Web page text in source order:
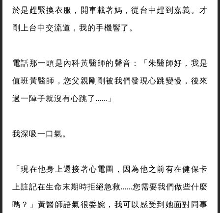
於是趕緊換衣服，開車載著媽，從台中趕到嘉義。才
剛上台中交流道，我的手機響了。
電話那一頭是內科黃醫師的聲音：「朱醫師好，我是
值班黃醫師，您父親剛剛被我們發現心跳變慢，後來
過一陣子就沒有心跳了……」
我深吸一口氣。
「現在他身上還接著心電圖，因為他之前有在健保卡
上註記在生命末期時拒絕急救……您需要我們做些什麼
嗎？」黃醫師語氣很委婉，我可以感受到她面對同事